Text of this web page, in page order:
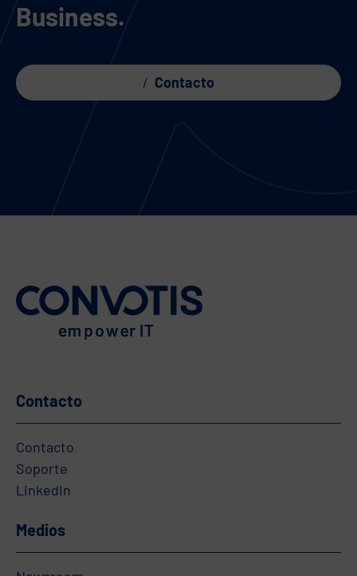
Business.
Contacto
Contacto
Contacto
Soporte
LinkedIn
Medios